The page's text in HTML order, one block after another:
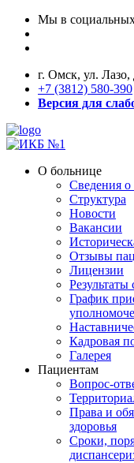
Мы в социальных
г. Омск, ул. Лазо,
+7 (3812) 580-390
Версия для
О больнице
Сведения о
Структура
Новости
Вакансии
Отзывы
Лицензии
График
Кадровая
Галерея
Пациентам
Вопрос-
Права и
здоровья
Сроки,